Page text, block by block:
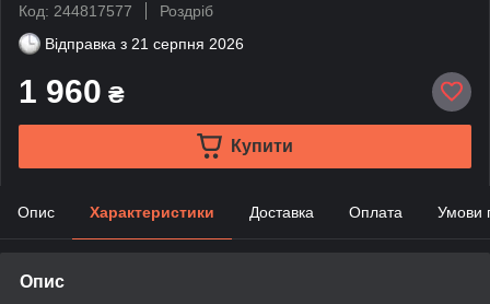
Код: 244817577
Роздріб
Відправка з 21 серпня 2026
1 960 ₴
Купити
Опис Характеристики Доставка Оплата Умови
Опис